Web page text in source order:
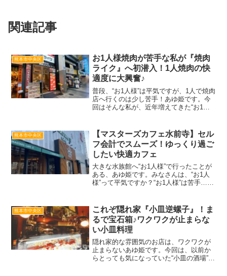
関連記事
熊本市中央区
お1人様焼肉が苦手な私が『焼肉
ライク』へ初潜入！1人焼肉の快
適度に大興奮♪
普段、“お1人様”は平気ですが、1人で焼肉
店へ行くのは少し苦手！あゆ姫です。今
回はそんな私が、近年増えてきた“お1人
した。行ってみるか！と“覚悟”を決め向か
ったのは、...
熊本市中央区
【マスターズカフェ水前寺】セル
フ会計でスムーズ！ゆっくり過ご
したい快適カフェ
大きな水族館へ“お1人様”で行ったことが
ある、あゆ姫です。みなさんは、“お1人
様”って平気ですか？“お1人様”は苦手…と
ムの時間がすごく好き。今回はそんな私
がよく利用...
熊本市中央区
これぞ隠れ家『小皿逆螺子』！ま
るで宝石箱♪ワクワクが止まらな
い小皿料理
隠れ家的な雰囲気のお店は、ワクワクが
止まらないあゆ姫です。今回は、以前か
らとっても気になっていた“小皿の酒場”へ